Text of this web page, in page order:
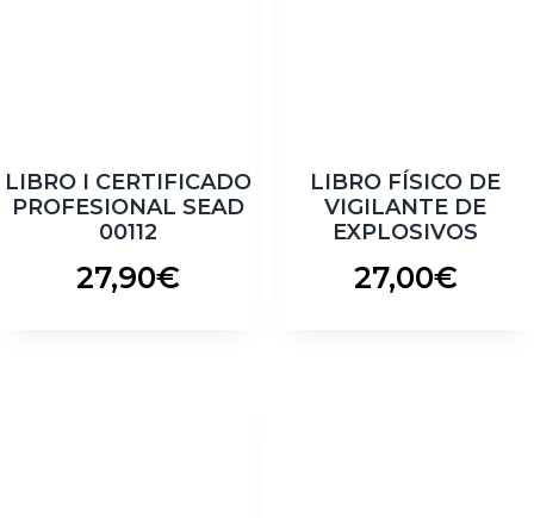
LIBRO I CERTIFICADO
PROFESIONAL SEAD
00112
27,90€
LIBRO FÍSICO DE
VIGILANTE DE
EXPLOSIVOS
27,00€